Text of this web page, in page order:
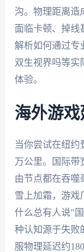
沟。物理距离造
面临卡顿、掉线
解析如何通过专
双生视界吗等实
体验。
海外游
当你尝试在纽约
万公里。国际带
由节点都在吞噬
雪上加霜，游戏
什么总有人说"
种认知源于失败
服物理延迟约